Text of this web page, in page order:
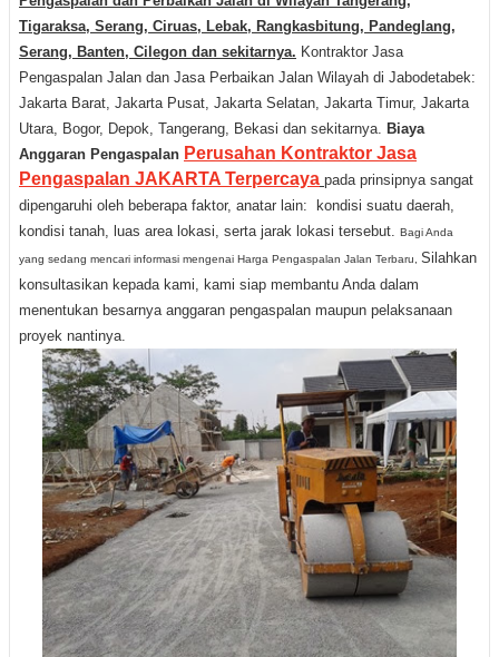
Tigaraksa, Serang, Ciruas, Lebak, Rangkasbitung, Pandeglang,
Serang, Banten, Cilegon dan sekitarnya. Kontraktor Jasa
Pengaspalan Jalan dan Jasa Perbaikan Jalan Wilayah di Jabodetabek:
Jakarta Barat, Jakarta Pusat, Jakarta Selatan, Jakarta Timur, Jakarta
Utara, Bogor, Depok, Tangerang, Bekasi dan sekitarnya. Biaya
Anggaran Pengaspalan Perusahan Kontraktor Jasa
Pengaspalan JAKARTA Terpercaya pada prinsipnya sangat
dipengaruhi oleh beberapa faktor, anatar lain: kondisi suatu daerah,
kondisi tanah, luas area lokasi, serta jarak lokasi tersebut. Bagi Anda
yang sedang mencari informasi mengenai Harga Pengaspalan Jalan Terbaru, Silahkan
konsultasikan kepada kami, kami siap membantu Anda dalam
menentukan besarnya anggaran pengaspalan maupun pelaksanaan
proyek nantinya.